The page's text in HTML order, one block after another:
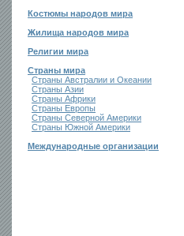
Костюмы народов мира
Жилища народов мира
Религии мира
Страны мира
Страны Австралии и Океании
Страны Азии
Страны Африки
Страны Европы
Страны Северной Америки
Страны Южной Америки
Международные организации